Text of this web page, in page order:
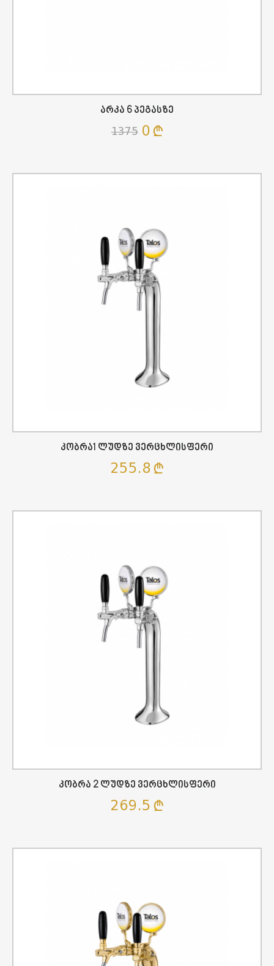
Არკა 6 Პეგასზე
1375 0
Კობრა1 Ლუდზე Ვერცხლისფერი
255.8
Კობრა 2 Ლუდზე Ვერცხლისფერი
269.5